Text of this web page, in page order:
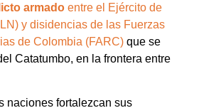
armado entre el Ejército de
y disidencias de las Fuerzas
de Colombia (FARC) que se
Catatumbo, en la frontera entre
naciones fortalezcan sus